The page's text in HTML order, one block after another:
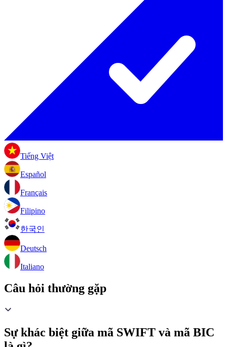
Tiếng Việt
Español
Français
Filipino
한국인
Deutsch
Italiano
Câu hỏi thường gặp
Sự khác biệt giữa mã SWIFT và mã BIC